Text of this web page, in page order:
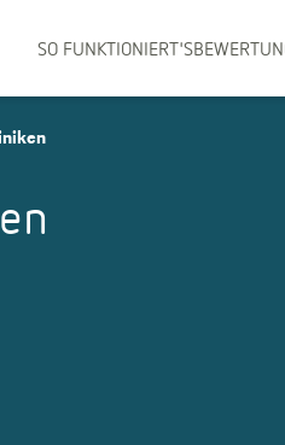
SO FUNKTIONIERT'S